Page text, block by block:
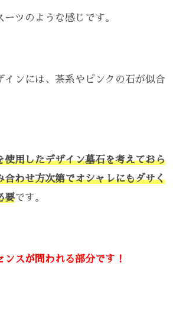
ツのような感じです。
インには、茶系やピンクの石が似合
使用したデザイン墓石を考えておら
合わせ方次第でオシャレにもダサく
要です。
ンスが問われる部分です！